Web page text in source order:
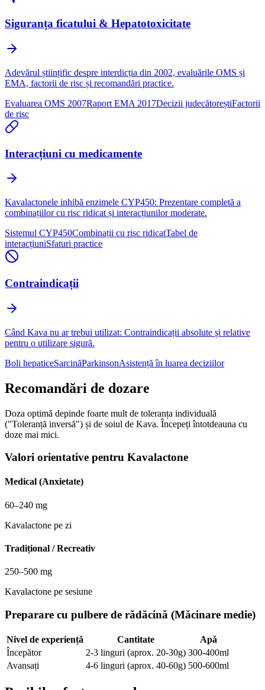
Siguranța ficatului & Hepatotoxicitate
Adevărul științific despre interdicția din 2002, evaluările OMS și
EMA, factorii de risc și recomandări practice.
Evaluarea OMS 2007Raport EMA 2017Decizii judecătoreștiFactorii
de risc
Interacțiuni cu medicamente
Kavalactonele inhibă enzimele CYP450: Prezentare completă a
combinațiilor cu risc ridicat și interacțiunilor moderate.
Sistemul CYP450Combinații cu risc ridicatTabel de
interacțiuniSfaturi practice
Contraindicații
Când Kava nu ar trebui utilizat: Contraindicații absolute și relative
pentru o utilizare sigură.
Boli hepaticeSarcinăParkinsonAsistență în luarea deciziilor
Recomandări de dozare
Doza optimă depinde foarte mult de toleranța individuală
("Toleranță inversă") și de soiul de Kava. Începeți întotdeauna cu
doze mai mici.
Valori orientative pentru Kavalactone
Medical (Anxietate)
60–240 mg
Kavalactone pe zi
Tradițional / Recreativ
250–500 mg
Kavalactone pe sesiune
Preparare cu pulbere de rădăcină (Măcinare medie)
Nivel de experiență Cantitate
Apă
Începător
2-3 linguri (aprox. 20-30g) 300-400ml
Avansați
4-6 linguri (aprox. 40-60g) 500-600ml